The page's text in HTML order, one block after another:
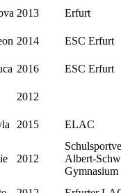
2013 Erfurt
2014 ESC Erfurt
2016 ESC Erfurt
2012
2015 ELAC
2012
Albert-